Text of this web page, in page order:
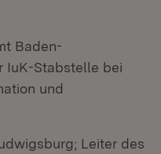
Baden-
IuK-Stabstelle bei
und
Leiter des